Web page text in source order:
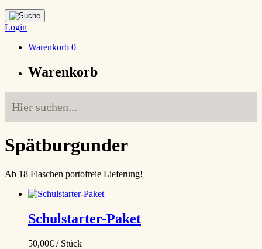
Login
Warenkorb 0
Warenkorb
Spätburgunder
Ab 18 Flaschen portofreie Lieferung!
Schulstarter-Paket
50,00€ / Stück